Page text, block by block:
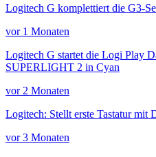
Logitech G komplettiert die G3-
vor 1 Monaten
Logitech G startet die Logi Play
SUPERLIGHT 2 in Cyan
vor 2 Monaten
Logitech: Stellt erste Tastatur mit
vor 3 Monaten